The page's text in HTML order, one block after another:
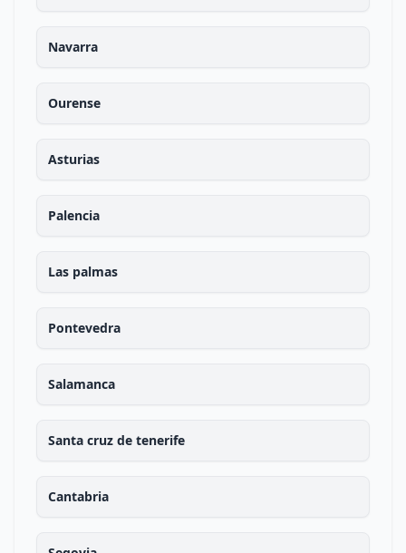
Navarra
Ourense
Asturias
Palencia
Las palmas
Pontevedra
Salamanca
Santa cruz de tenerife
Cantabria